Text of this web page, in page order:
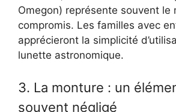
Omegon) représente souvent le
compromis. Les familles avec
apprécieront la simplicité
lunette astronomique.
3. La monture : un
souvent négligé